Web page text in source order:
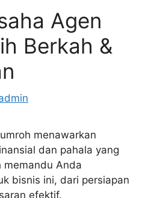
Agen
Berkah &
menawarkan
dan pahala yang
memandu Anda
bisnis ini, dari persiapan
efektif.